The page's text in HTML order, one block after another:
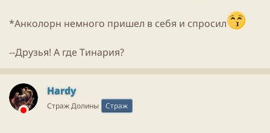
*Анколорн немного пришел в себя и спросил
--Друзья! А где Тинария?
Hardy
Страж Долины Страж